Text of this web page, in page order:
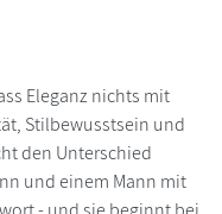
Eleganz nichts mit
Stilbewusstsein und
den Unterschied
und einem Mann mit